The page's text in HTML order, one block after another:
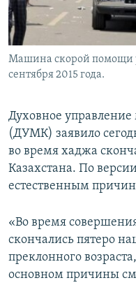
Машина скорой помощи
сентября 2015 года.
Духовное управление
(ДУМК) заявило
во время хаджа
Казахстана. По
естественным
«Во время
скончались пятеро
преклонного
основном причины